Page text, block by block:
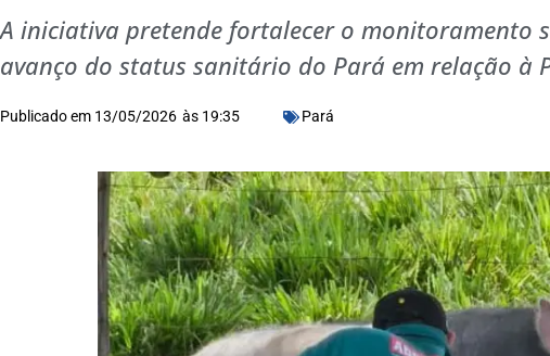
A iniciativa pretende fortalecer o
avanço do status sanitário do Pará em relação à
Publicado em 13/05/2026 às 19:35 Pará